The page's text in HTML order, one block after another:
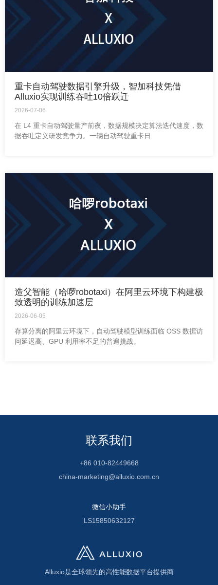
重卡自动驾驶数据引擎升级，智加科技凭借
Alluxio实现训练吞吐10倍跃迁
2026-07-06
在 L4 重卡自动驾驶量产前夜，数据规模决定算法迭代速度，数
据吞吐定义研发竞争力。一辆自动驾驶重卡日
造父智能（哈啰robotaxi）在阿里云环境下构建极
致透明的训练加速层
2026-06-05
存算分离的阿里云环境下，自动驾驶模型训练面临 OSS 数据访
问延迟高、GPU 利用率不足的普遍挑战。
联系我们
+86 010-82449668
china-marketing@alluxio.com.cn
微信小助手
LS15850632127
Alluxio是全球领先的高性能数据平台提供商